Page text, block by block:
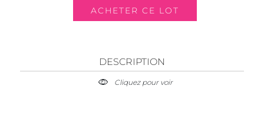
DESCRIPTION
Cliquez pour voir